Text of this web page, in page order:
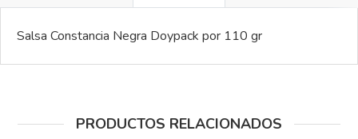
Salsa Constancia Negra Doypack por 110 gr
PRODUCTOS RELACIONADOS